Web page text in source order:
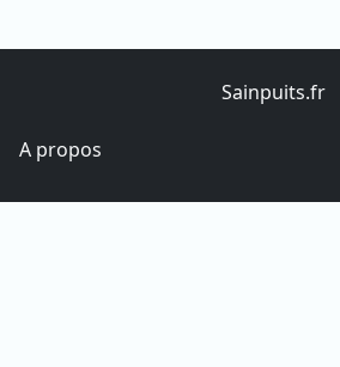
Sainpuits.fr
A propos